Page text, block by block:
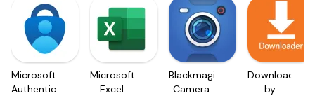
Microsoft
Authenticator
Microsoft
Excel:
Blackmagic
Camera
Downloader
by